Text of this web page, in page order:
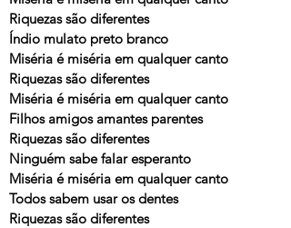
Riquezas são diferentes
Índio mulato preto branco
Miséria é miséria em qualquer canto
Riquezas são diferentes
Miséria é miséria em qualquer canto
Filhos amigos amantes parentes
Riquezas são diferentes
Ninguém sabe falar esperanto
Miséria é miséria em qualquer canto
Todos sabem usar os dentes
Riquezas são diferentes